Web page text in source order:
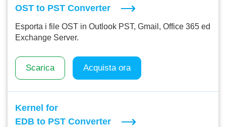
OST to PST Converter
Esporta i file OST in Outlook PST, Gmail, Office 365 ed
Exchange Server.
Scarica Acquista ora
Kernel for
EDB to PST Converter